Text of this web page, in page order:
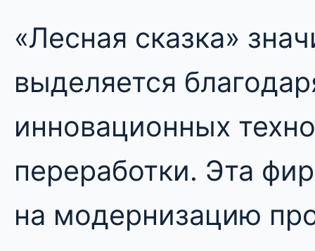
«Лесная сказка»
выделяется
инновационных
переработки. Эта
на модернизацию